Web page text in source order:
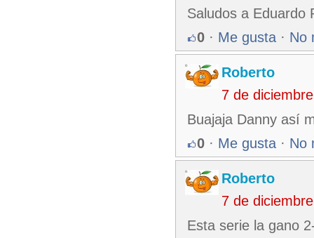
Saludos a Eduardo
0 · Me gusta · No
Roberto
7 de
Buajaja Danny así
0 · Me gusta · No
Roberto
7 de
Esta serie la gano